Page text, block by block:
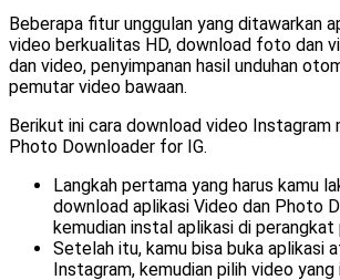
Beberapa fitur unggulan yang ditawarkan
video berkualitas HD, download foto dan
dan video, penyimpanan hasil unduhan
pemutar video bawaan.
Berikut ini cara download video Instagram
Photo Downloader for IG.
Langkah pertama yang harus kamu
download aplikasi Video dan Photo
kemudian instal aplikasi di perangkat
Setelah itu, kamu bisa buka aplikasi
Instagram, kemudian pilih video yang